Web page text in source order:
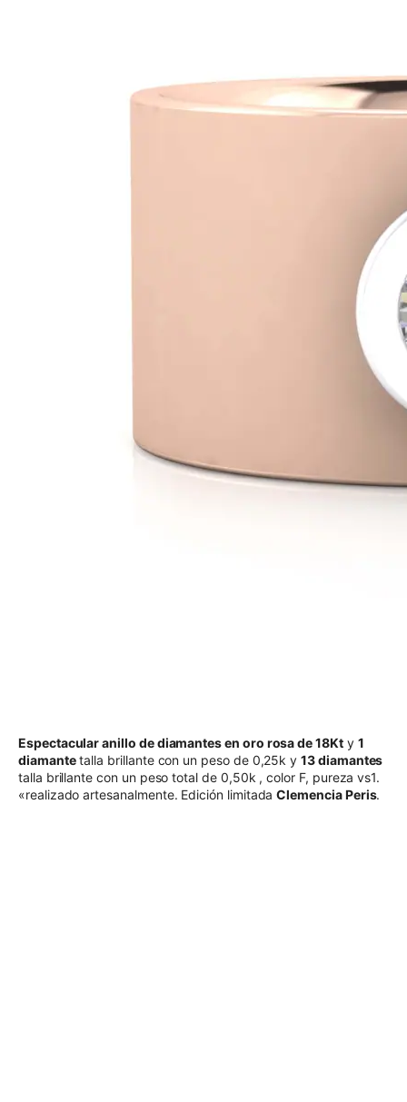
Espectacular anillo de diamantes en oro rosa de18Kty 1
diamantetalla brillante con un peso de 0,25k y13 diamantes
talla brillante con un peso total de 0,50k , color F, pureza vs1.
«realizado artesanalmente. Edición limitadaClemencia Peris.